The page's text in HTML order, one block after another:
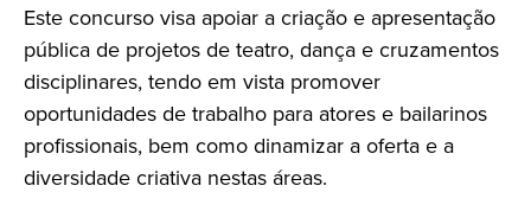
Este concurso visa apoiar a criação e apresentação
pública de projetos de teatro, dança e cruzamentos
disciplinares, tendo em vista promover
oportunidades de trabalho para atores e bailarinos
profissionais, bem como dinamizar a oferta e a
diversidade criativa nestas áreas.